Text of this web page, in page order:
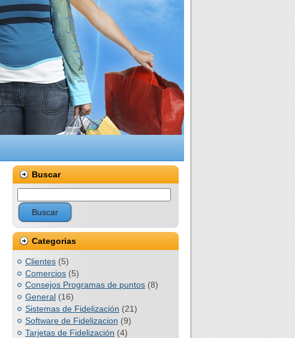
Buscar
Categorias
Clientes (5)
Comercios (5)
Consejos Programas de puntos (8)
General (16)
Sistemas de Fidelización (21)
Software de Fidelizacion (9)
Tarjetas de Fidelización (4)